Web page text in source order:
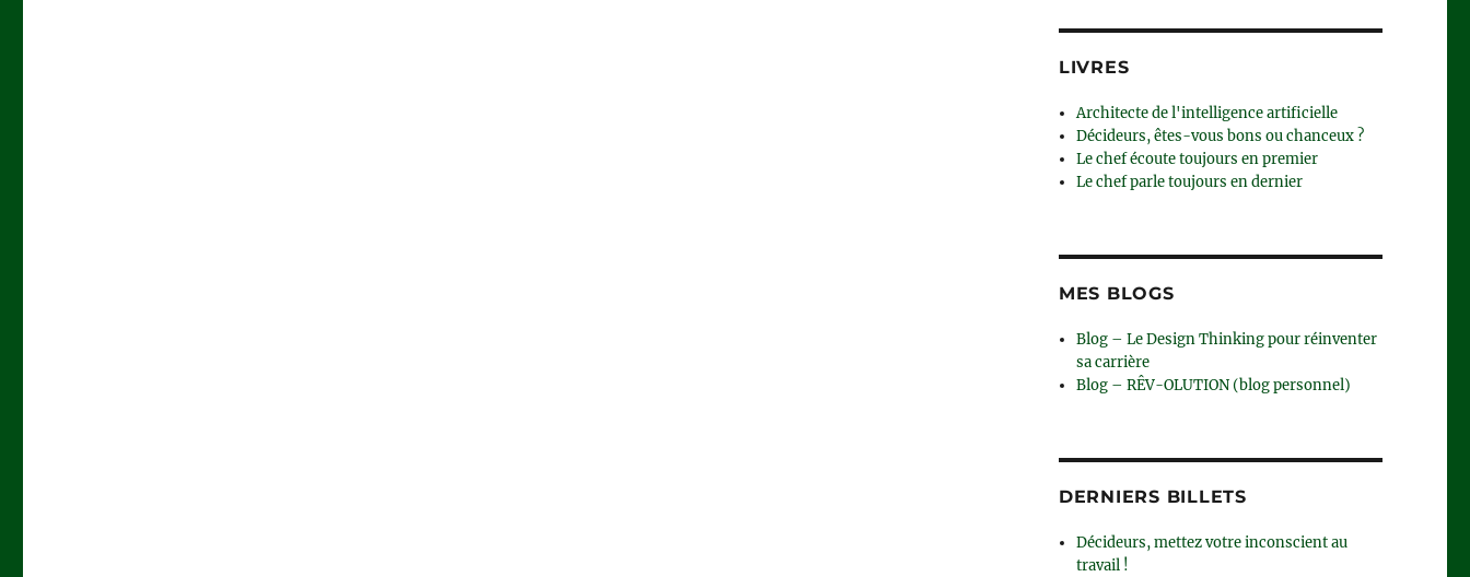
LIVRES
Architecte de l'intelligence artificielle
Décideurs, êtes-vous bons ou chanceux ?
Le chef écoute toujours en premier
Le chef parle toujours en dernier
MES BLOGS
Blog – Le Design Thinking pour réinventer
sa carrière
Blog – RÊV-OLUTION (blog personnel)
DERNIERS BILLETS
Décideurs, mettez votre inconscient au
travail !